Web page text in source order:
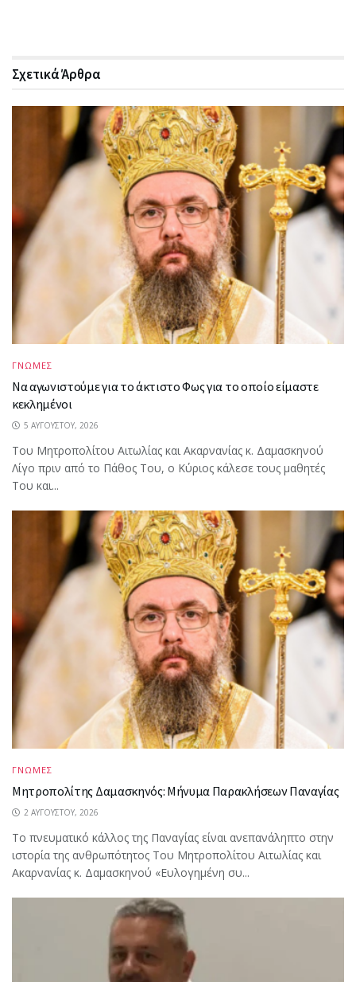
ΣχετικάΆρθρα
ΓΝΩΜΕΣ
Να αγωνιστούμε για το άκτιστο Φως για το οποίο είμαστε
κεκλημένοι
5 ΑΥΓΟΎΣΤΟΥ, 2026
Του Μητροπολίτου Αιτωλίας και Ακαρνανίας κ. Δαμασκηνού
Λίγο πριν από το Πάθος Του, ο Κύριος κάλεσε τους μαθητές
Του και...
ΓΝΩΜΕΣ
Μητροπολίτης Δαμασκηνός: Μήνυμα Παρακλήσεων Παναγίας
2 ΑΥΓΟΎΣΤΟΥ, 2026
Το πνευματικό κάλλος της Παναγίας είναι ανεπανάληπτο στην
ιστορία της ανθρωπότητος Του Μητροπολίτου Αιτωλίας και
Ακαρνανίας κ. Δαμασκηνού «Ευλογημένη συ...